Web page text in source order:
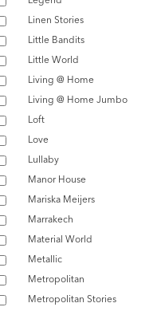
Linen Stories
Little Bandits
Little World
Living @ Home
Living @ Home Jumbo
Loft
Love
Lullaby
Manor House
Mariska Meijers
Marrakech
Material World
Metallic
Metropolitan
Metropolitan Stories